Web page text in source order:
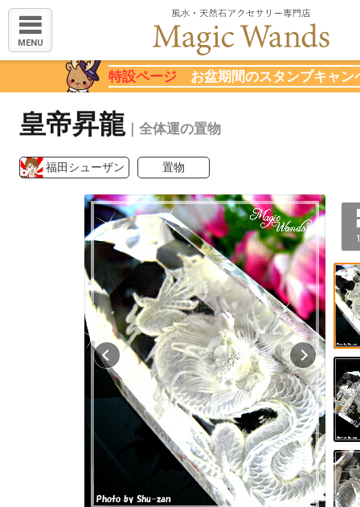
MENU
特設ページ お盆期間のスタンプキャン
皇帝昇龍｜全体運の置物
福田シューザン 置物